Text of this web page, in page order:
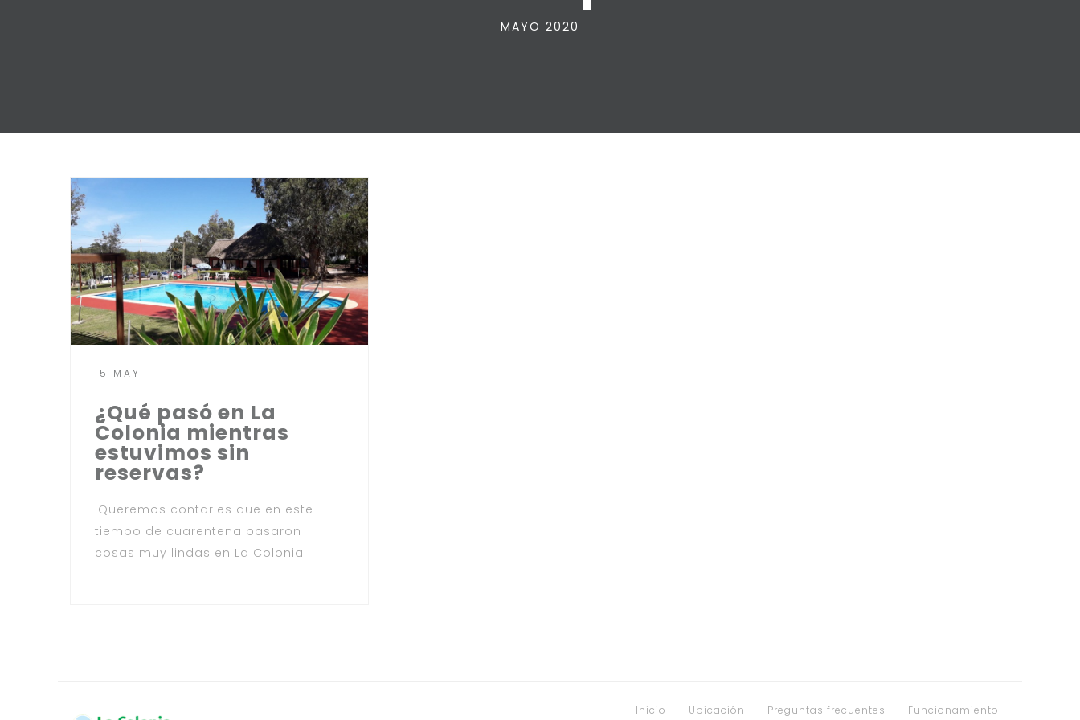
MAYO 2020
15 MAY
¿Qué pasó en La
Colonia mientras
estuvimos sin
reservas?
¡Queremos contarles que en este
tiempo de cuarentena pasaron
cosas muy lindas en La Colonia!
Inicio Ubicación Preguntas frecuentes Funcionamiento